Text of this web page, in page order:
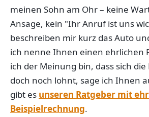
meinen Sohn am Ohr – keine
Ansage, kein "Ihr Anruf ist uns
beschreiben mir kurz das Auto
ich nenne Ihnen einen ehrlichen
ich der Meinung bin, dass sich
doch noch lohnt, sage ich Ihnen
gibt es unseren Ratgeber mit
Beispielrechnung.